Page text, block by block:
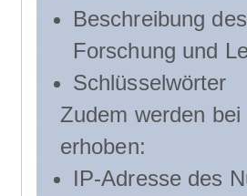
Beschreibung
Forschung und
Schlüsselwörter
Zudem werden
erhoben:
IP-Adresse des